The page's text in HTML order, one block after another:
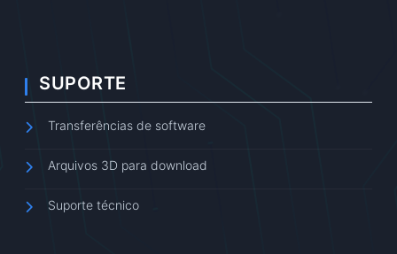
SUPORTE
Transferências de software
Arquivos 3D para download
Suporte técnico